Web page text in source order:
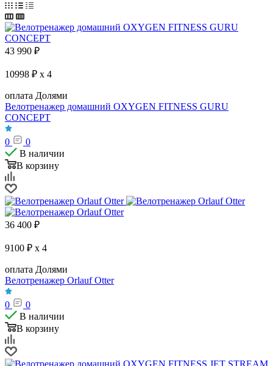
43 990 ₽
10998 ₽ x 4
оплата Долями
Велотренажер домашний OXYGEN FITNESS GURU
CONCEPT
0
0
В наличии
В корзину
36 400 ₽
9100 ₽ x 4
оплата Долями
Велотренажер Orlauf Otter
0
0
В наличии
В корзину